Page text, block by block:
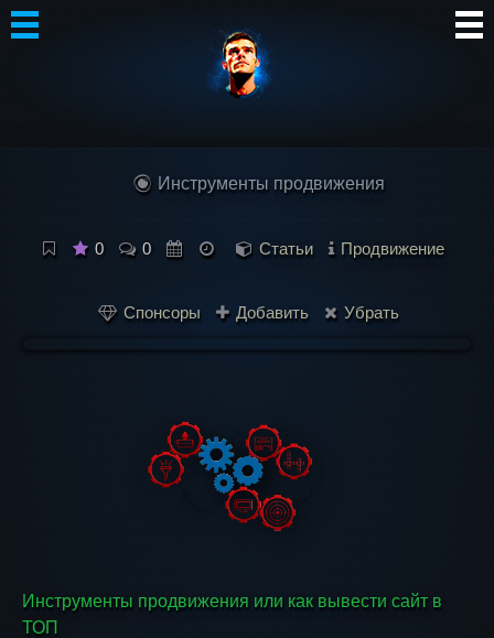
Блог
Инструменты продвижения
0 0 Статьи Продвижение
Спонсоры Добавить Убрать
Инструменты продвижения или как вывести сайт в
ТОП